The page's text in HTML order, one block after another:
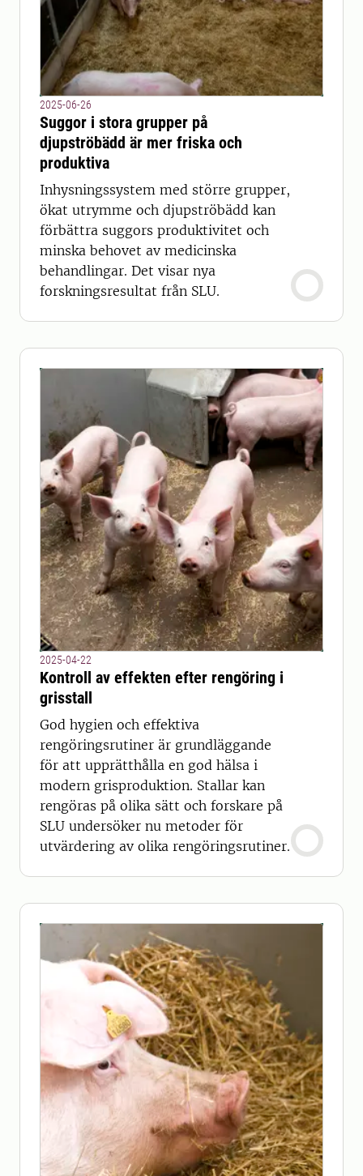
2025-06-26
Suggor i stora grupper på
djupströbädd är mer friska och
produktiva
Inhysningssystem med större grupper,
ökat utrymme och djupströbädd kan
förbättra suggors produktivitet och
minska behovet av medicinska
behandlingar. Det visar nya
forskningsresultat från SLU.
2025-04-22
Kontroll av effekten efter rengöring i
grisstall
God hygien och effektiva
rengöringsrutiner är grundläggande
för att upprätthålla en god hälsa i
modern grisproduktion. Stallar kan
rengöras på olika sätt och forskare på
SLU undersöker nu metoder för
utvärdering av olika rengöringsrutiner.